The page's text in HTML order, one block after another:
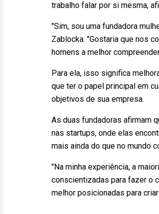
trabalho falar por si mesma,
"Sim, sou uma fundadora
Zablocka. "Gostaria que nos
homens a melhor
Para ela, isso significa
que ter o papel principal em
objetivos de sua empresa.
As duas fundadoras afirmam
nas startups, onde elas
mais ainda do que no mundo
"Na minha experiência, a
conscientizadas para fazer o
melhor posicionadas para